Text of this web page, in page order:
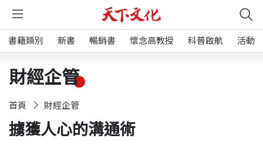
書籍類別 新書 暢銷書 懷念高教授 科普啟航 活動
財經企管
首頁 財經企管
擄獲人心的溝通術